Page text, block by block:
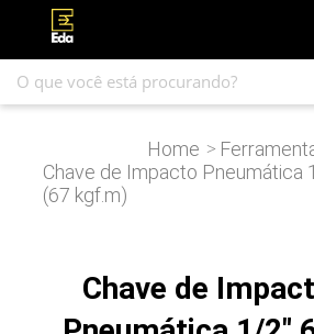
Home >
Chave de Impacto Pneumática
(67 kgf.m)
Chave de